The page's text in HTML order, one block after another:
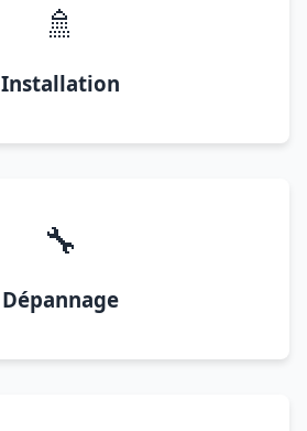
🚿
Installation
🔧
Dépannage